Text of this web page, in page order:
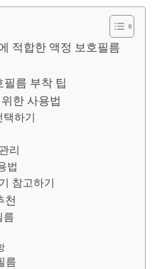
적합한 액정 보호필름
름 부착 팁
한 사용법
택하기
리
법
참고하기
천
름
름